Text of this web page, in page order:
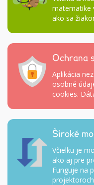
matematike
ako sa
Ochrana
Aplikácia
osobné
cookies.
Široké
Včielku je
ako aj pre
Funguje na